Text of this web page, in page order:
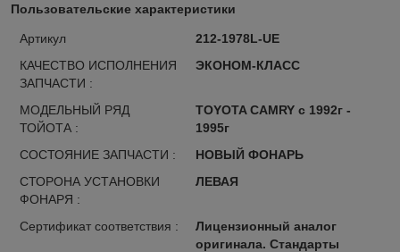
Пользовательские характеристики
Артикул
212-1978L-UE
КАЧЕСТВО ИСПОЛНЕНИЯ
ЗАПЧАСТИ :
ЭКОНОМ-КЛАСС
МОДЕЛЬНЫЙ РЯД
ТОЙОТА :
TOYOTA CAMRY с 1992г -
1995г
СОСТОЯНИЕ ЗАПЧАСТИ :
НОВЫЙ ФОНАРЬ
СТОРОНА УСТАНОВКИ
ФОНАРЯ :
ЛЕВАЯ
Сертификат соответствия :
Лицензионный аналог
оригинала. Стандарты